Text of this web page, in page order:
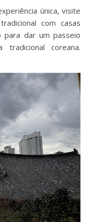
única, visite
com casas
para dar um passeio
coreana.